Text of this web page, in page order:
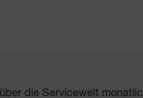
die Servicewelt